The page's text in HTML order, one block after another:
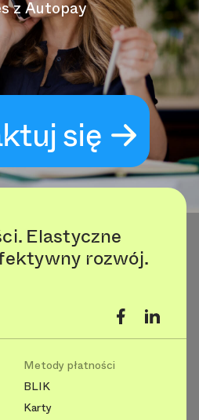
z Autopay
się
Elastyczne
rozwój.
Metody płatności
BLIK
Karty